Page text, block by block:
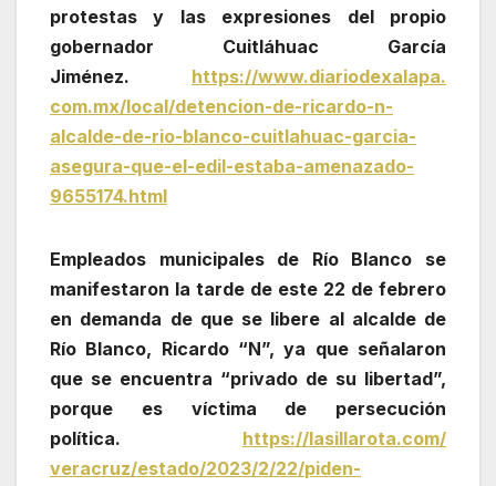
protestas y las expresiones del propio
gobernador Cuitláhuac García
Jiménez. https://www.diariodexalapa.
com.mx/local/detencion-de-ricardo-n-
alcalde-de-rio-blanco-cuitlahuac-garcia-
asegura-que-el-edil-estaba-amenazado-
9655174.html
Empleados municipales de Río Blanco se
manifestaron la tarde de este 22 de febrero
en demanda de que se libere al alcalde de
Río Blanco, Ricardo “N”, ya que señalaron
que se encuentra “privado de su libertad”,
porque es víctima de persecución
política. https://lasillarota.com/
veracruz/estado/2023/2/22/piden-